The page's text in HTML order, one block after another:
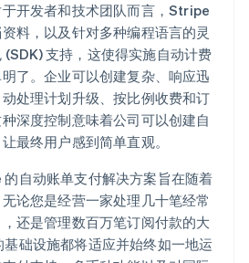
开发者和技术团队而言，Stripe
料，以及针对多种编程语言的灵
支持，这使得实施自动计费
了。企业可以创建复杂、响应迅
处理计划升级、按比例收费和订
深度控制意味着公司可以创建自
最终用户感到简单直观。
自动账单支付解决方案旨在随着
论您是经营一家处理几十笔经常
还是管理数百万笔订阅付款的大
础设施都将适应并始终如一地运